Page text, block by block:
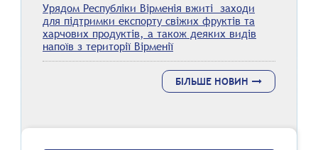
Урядом Республіки Вірменія вжиті заходи
для підтримки експорту свіжих фруктів та
харчових продуктів, а також деяких видів
напоїв з території Вірменії
БІЛЬШЕ НОВИН